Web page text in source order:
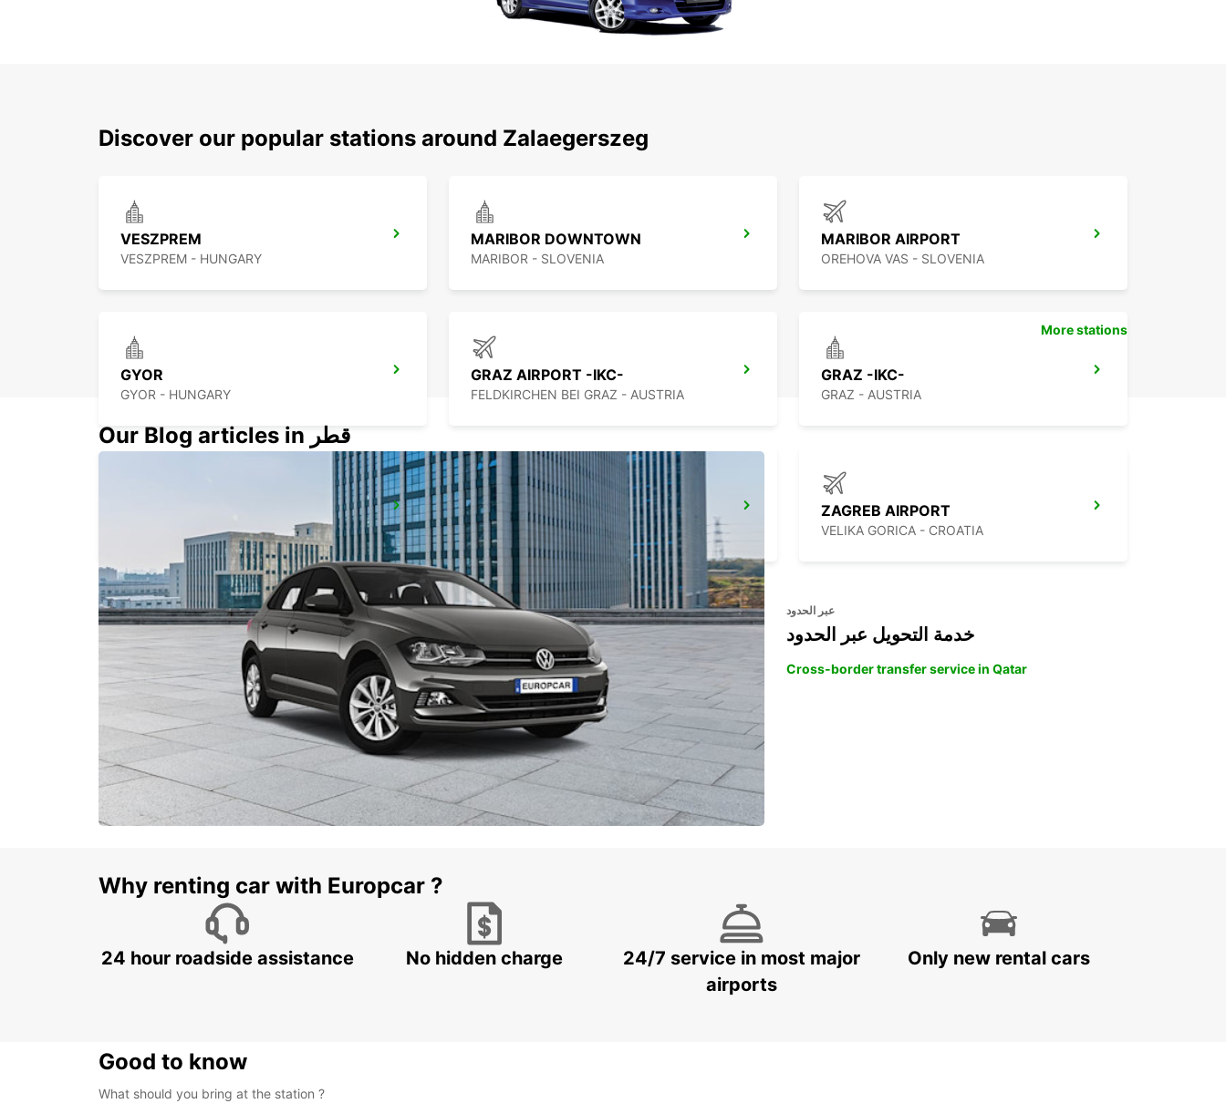
Discover our popular stations around Zalaegerszeg
VESZPREM
VESZPREM - HUNGARY
MARIBOR DOWNTOWN
MARIBOR - SLOVENIA
MARIBOR AIRPORT
OREHOVA VAS - SLOVENIA
GYOR
GYOR - HUNGARY
GRAZ AIRPORT -IKC-
FELDKIRCHEN BEI GRAZ - AUSTRIA
GRAZ -IKC-
GRAZ - AUSTRIA
SZEKESFEHERVAR - HUNGARY
PECS
PECS - HUNGARY
ZAGREB AIRPORT
VELIKA GORICA - CROATIA
More stations
Our Blog articles in قطر
عبر الحدود
خدمة التحويل عبر الحدود
Cross-border transfer service in Qatar
Why renting car with Europcar ?
24 hour roadside assistance No hidden charge
24/7 service in most major
airports
Only new rental cars
Good to know
What should you bring at the station ?